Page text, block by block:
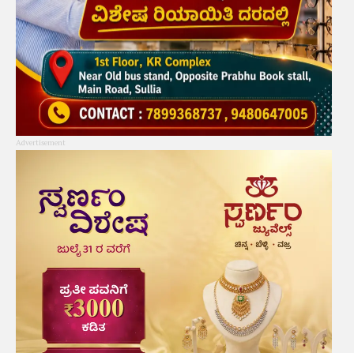
Advertisement